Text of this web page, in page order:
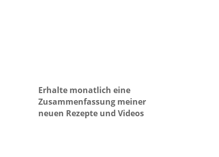
Erhalte monatlich eine
Zusammenfassung meiner
neuen Rezepte und Videos